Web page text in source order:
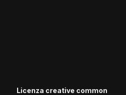
Licenza creative common